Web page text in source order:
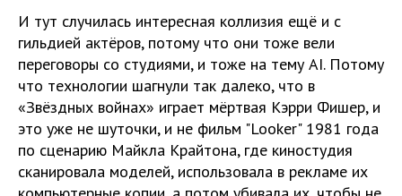
И тут случилась интересная коллизия ещё и с
гильдией актёров, потому что они тоже вели
переговоры со студиями, и тоже на тему AI. Потому
что технологии шагнули так далеко, что в
«Звёздных войнах» играет мёртвая Кэрри Фишер, и
это уже не шуточки, и не фильм "Looker" 1981 года
по сценарию Майкла Крайтона, где киностудия
сканировала моделей, использовала в рекламе их